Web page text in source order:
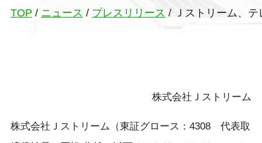
TOP / ニュース / プレスリリース / Ｊストリーム、
株式会社Ｊストリーム
株式会社Ｊストリーム（東証グロース：4308 代表取